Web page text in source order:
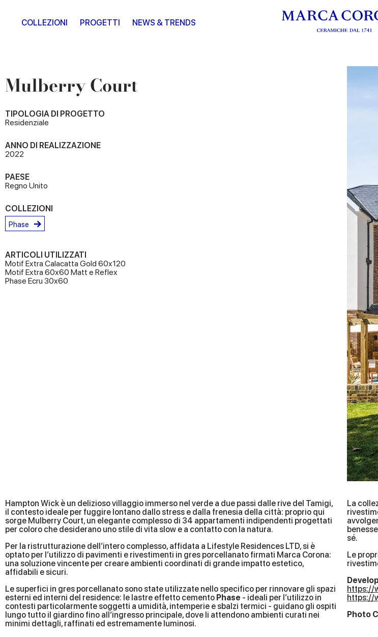
COLLEZIONI PROGETTI NEWS & TRENDS
Mulberry Court
TIPOLOGIA DI PROGETTO
Residenziale
ANNO DI REALIZZAZIONE
2022
PAESE
Regno Unito
COLLEZIONI
Phase
ARTICOLI UTILIZZATI
Motif Extra Calacatta Gold 60x120
Motif Extra 60x60 Matt e Reflex
Phase Ecru 30x60
Hampton Wick è un delizioso villaggio immerso nel verde a due passi dalle rive del Tamigi,
il contesto ideale per fuggire lontano dallo stress e dalla frenesia della città: proprio qui
sorge Mulberry Court, un elegante complesso di 34 appartamenti indipendenti progettati
per coloro che desiderano uno stile di vita slow e a contatto con la natura.
Per la ristrutturazione dell’intero complesso, affidata a Lifestyle Residences LTD, si è
optato per l’utilizzo di pavimenti e rivestimenti in gres porcellanato firmati Marca Corona:
una soluzione vincente per creare ambienti coordinati di grande impatto estetico,
affidabili e sicuri.
Le superfici in gres porcellanato sono state utilizzate nello specifico per rinnovare gli spazi
esterni ed interni del residence: le lastre effetto cemento Phase - ideali per l’utilizzo in
contesti particolarmente soggetti a umidità, intemperie e sbalzi termici - guidano gli ospiti
lungo tutto il giardino fino all’ingresso principale, dove li attendono ambienti curati nei
minimi dettagli, raffinati ed estremamente luminosi.
La
sé.
Le
https://
https://
Photo